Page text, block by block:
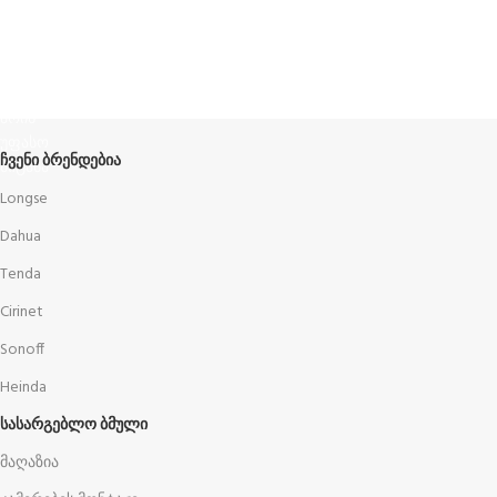
ᲩᲕᲔᲜᲘ ᲑᲠᲔᲜᲓᲔᲑᲘᲐ
Longse
Dahua
Tenda
Cirinet
Sonoff
Heinda
ᲡᲐᲡᲐᲠᲒᲔᲑᲚᲝ ᲑᲛᲣᲚᲘ
მაღაზია